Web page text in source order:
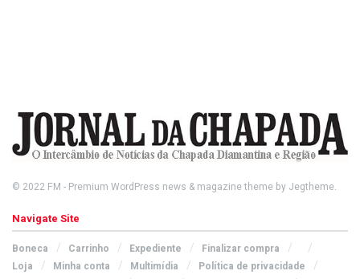
© 2022 FM - Premium WordPress news & magazine theme by Jegtheme.
Navigate Site
Boneca Carrinho Expediente
Finalizar compra
Loja
Minha conta Multimídia
Política de privacidade